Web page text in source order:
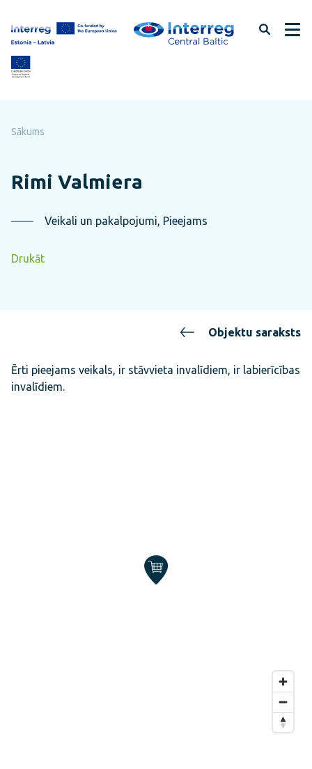
uz
lapas
saturu
Sākums
Rimi Valmiera
Veikali un pakalpojumi, Pieejams
Drukāt
Objektu saraksts
Ērti pieejams veikals, ir stāvvieta invalīdiem, ir labierīcības
invalīdiem.